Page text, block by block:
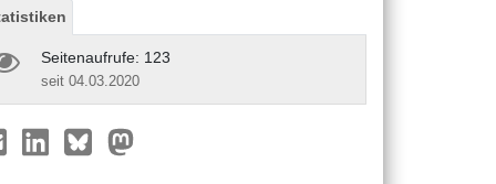
Seitenaufrufe: 123
seit 04.03.2020